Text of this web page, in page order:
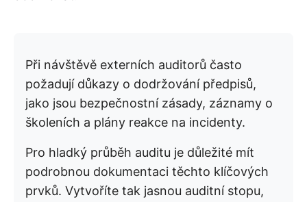
Při návštěvě externích auditorů často
požadují důkazy o dodržování předpisů,
jako jsou bezpečnostní zásady, záznamy o
školeních a plány reakce na incidenty.
Pro hladký průběh auditu je důležité mít
podrobnou dokumentaci těchto klíčových
prvků. Vytvoříte tak jasnou auditní stopu,